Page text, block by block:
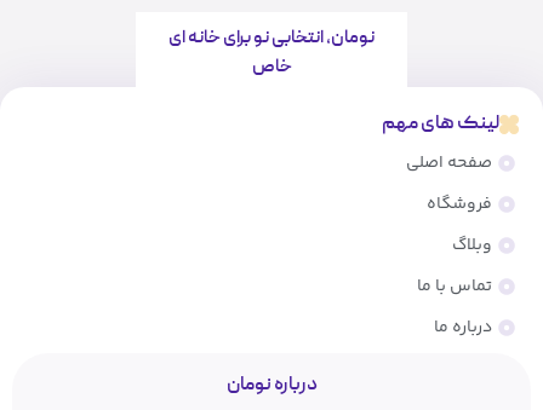
نومان، انتخابی نو برای خانه ای
خاص
لینک های مهم
صفحه اصلی
فروشگاه
وبلاگ
تماس با ما
درباره ما
درباره نومان